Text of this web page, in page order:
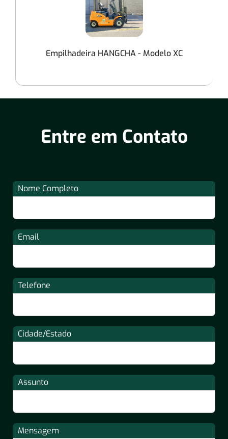
Empilhadeira HANGCHA - Modelo XC
Entre em Contato
Nome Completo
Email
Telefone
Cidade/Estado
Assunto
Mensagem